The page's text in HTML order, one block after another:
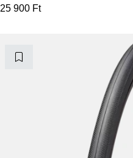
25 900 Ft